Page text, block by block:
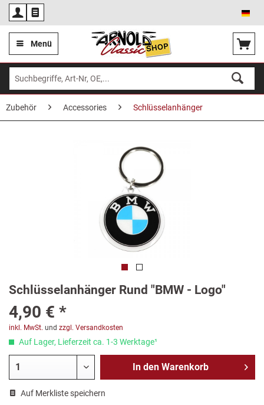
Menü
Zubehör Accessories Schlüsselanhänger
Schlüsselanhänger Rund "BMW - Logo"
4,90 € *
inkl. MwSt. und zzgl. Versandkosten
Auf Lager, Lieferzeit ca. 1-3 Werktage¹
In den Warenkorb
Auf Merkliste speichern